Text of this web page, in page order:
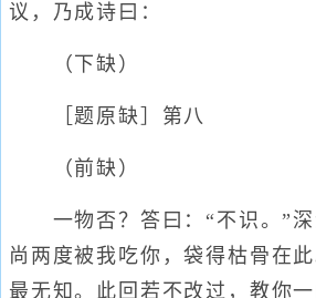
议，乃成诗曰：
（下缺）
［题原缺］第八
（前缺）
一物否？答曰：“不识。”深
尚两度被我吃你，袋得枯骨在
最无知。此回若不改过，教你